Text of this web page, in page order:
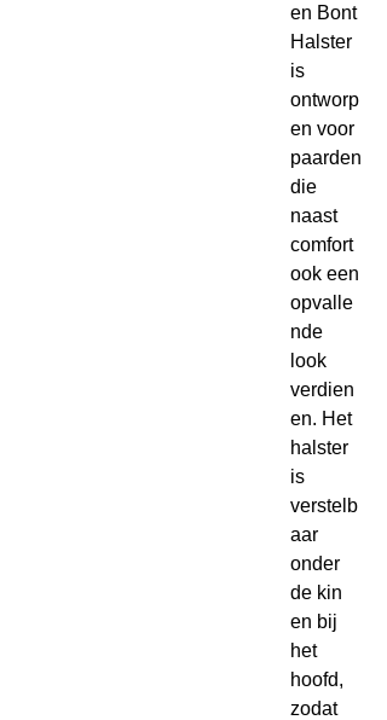
en Bont
Halster
is
ontworp
en voor
paarden
die
naast
comfort
ook een
opvalle
nde
look
verdien
en. Het
halster
is
verstelb
aar
onder
de kin
en bij
het
hoofd,
zodat